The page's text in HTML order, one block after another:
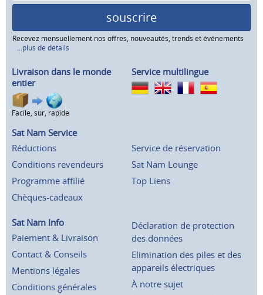
souscrire
Recevez mensuellement nos offres, nouveautés, trends et événements
...plus de détails
Livraison dans le monde
entier
Facile, sûr, rapide
Service multilingue
Sat Nam Service
Réductions
Conditions revendeurs
Programme affilié
Chèques-cadeaux
Service de réservation
Sat Nam Lounge
Top Liens
Sat Nam Info
Paiement & Livraison
Contact & Conseils
Mentions légales
Conditions générales
Déclaration de protection
des données
Elimination des piles et des
appareils électriques
À notre sujet